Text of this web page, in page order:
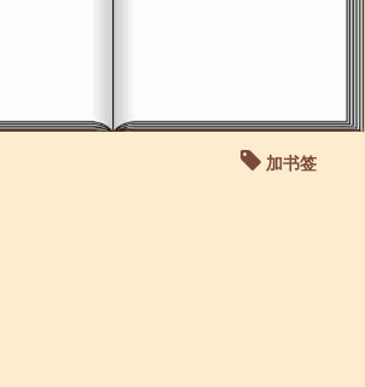
加书签